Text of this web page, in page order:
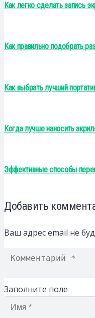
Как легко сделать запись
Как правильно подобрать
Как выбрать лучший
Когда лучше наносить
Эффективные способы
Добавить
Ваш адрес email не
Заполните поле